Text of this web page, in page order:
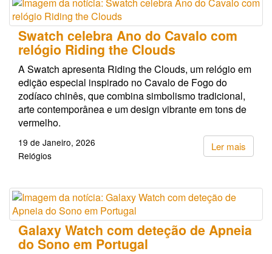
Swatch celebra Ano do Cavalo com
relógio Riding the Clouds
A Swatch apresenta Riding the Clouds, um relógio em
edição especial inspirado no Cavalo de Fogo do
zodíaco chinês, que combina simbolismo tradicional,
arte contemporânea e um design vibrante em tons de
vermelho.
Ler mais
19 de Janeiro, 2026
Relógios
Galaxy Watch com deteção de Apneia
do Sono em Portugal